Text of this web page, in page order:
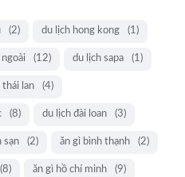
(2) du lịch hong kong (1)
(12) du lịch sapa (1)
thái lan (4)
(8) du lịch đài loan (3)
sạn (2) ăn gì bình thạnh (2)
(8) ăn gì hồ chí minh (9)